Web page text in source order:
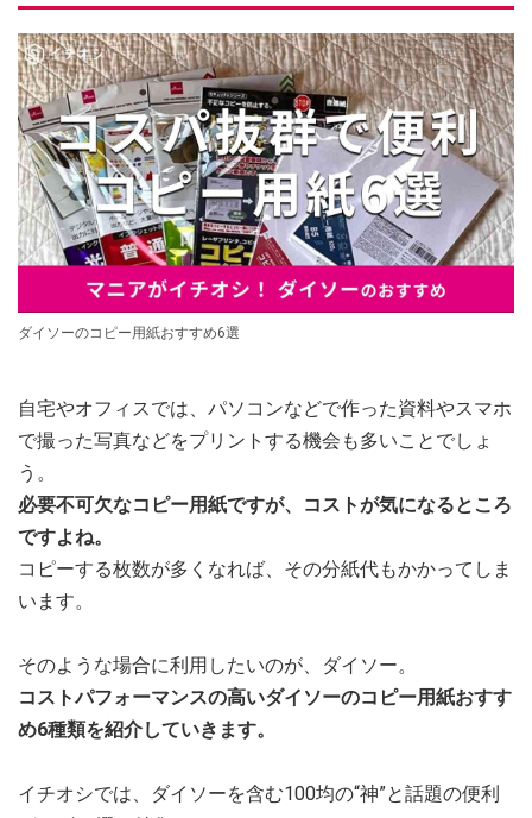
ダイソーのコピー用紙おすすめ6選
自宅やオフィスでは、パソコンなどで作った資料やスマホ
で撮った写真などをプリントする機会も多いことでしょ
う。
必要不可欠なコピー用紙ですが、コストが気になるところ
ですよね。
コピーする枚数が多くなれば、その分紙代もかかってしま
います。
そのような場合に利用したいのが、ダイソー。
コストパフォーマンスの高いダイソーのコピー用紙おすす
め6種類を紹介していきます。
イチオシでは、ダイソーを含む100均の“神”と話題の便利